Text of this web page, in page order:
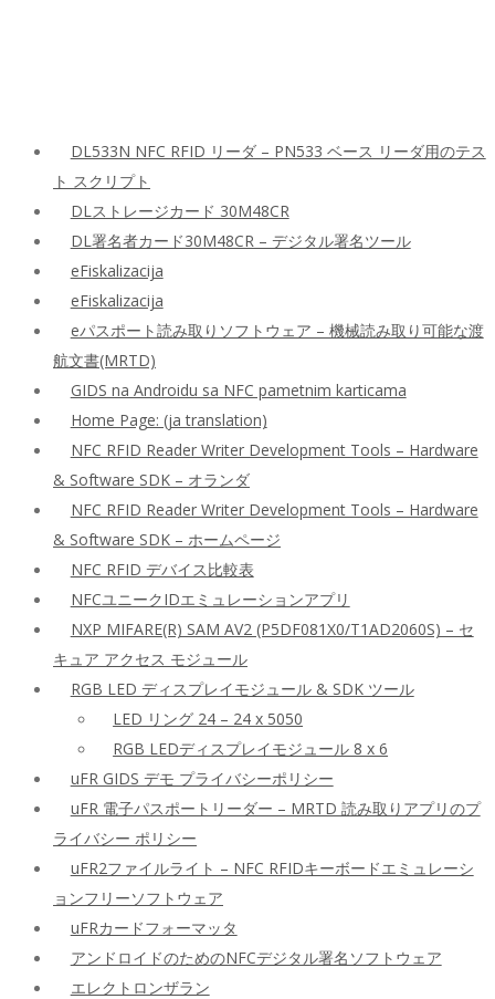
DL533N NFC RFID リーダ – PN533 ベース リーダ用のテス
ト スクリプト
DLストレージカード 30M48CR
DL署名者カード30M48CR – デジタル署名ツール
eFiskalizacija
eFiskalizacija
eパスポート読み取りソフトウェア – 機械読み取り可能な渡
航文書(MRTD)
GIDS na Androidu sa NFC pametnim karticama
Home Page: (ja translation)
NFC RFID Reader Writer Development Tools – Hardware
& Software SDK – オランダ
NFC RFID Reader Writer Development Tools – Hardware
& Software SDK – ホームページ
NFC RFID デバイス比較表
NFCユニークIDエミュレーションアプリ
NXP MIFARE(R) SAM AV2 (P5DF081X0/T1AD2060S) – セ
キュア アクセス モジュール
RGB LED ディスプレイモジュール & SDK ツール
LED リング 24 – 24 x 5050
RGB LEDディスプレイモジュール 8 x 6
uFR GIDS デモ プライバシーポリシー
uFR 電子パスポートリーダー – MRTD 読み取りアプリのプ
ライバシー ポリシー
uFR2ファイルライト – NFC RFIDキーボードエミュレーシ
ョンフリーソフトウェア
uFRカードフォーマッタ
アンドロイドのためのNFCデジタル署名ソフトウェア
エレクトロンザラン